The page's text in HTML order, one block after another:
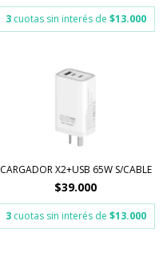
3 cuotas sin interés de $13.000
CARGADOR X2+USB 65W S/CABLE
$39.000
3 cuotas sin interés de $13.000